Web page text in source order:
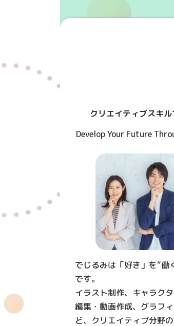
クリエイティブスキ
Develop Your Future
でじるみは「好き」を“働
です。
イラスト制作、キャラク
編集・動画作成、グラフ
ど、クリエイティブ分野